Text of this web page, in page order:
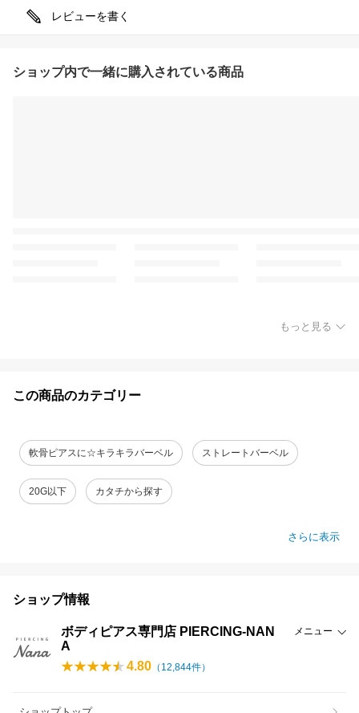
レビューを書く
ショップ内で一緒に購入されている商品
もっと見る
この商品のカテゴリー
軟骨ピアスに☆キラキラバーベル ストレートバーベル
20G以下 カタチから探す
さらに表示
ショップ情報
ボディピアス専門店 PIERCING-NAN
A
メニュー
4.80 （ 12,844件）